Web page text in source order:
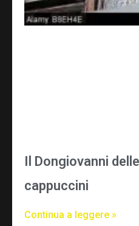
Il Dongiovanni
cappuccini
Continua a leggere »